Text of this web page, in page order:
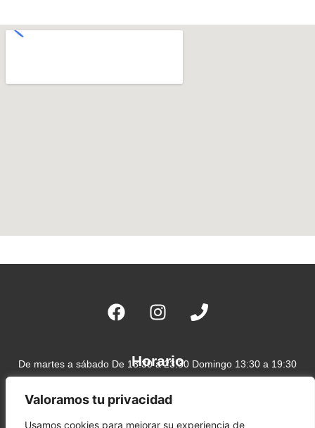
Valoramos tu privacidad
Usamos cookies para mejorar su experiencia de
F
a
e
b
o
o
I
n
t
a
g
r
P
h
e
Horario
De martes a sábado De 13:30 a 23:30 Domingo 13:30 a 19:30
Lunes cerrado
Av. de la Axarquía, 40,Torre de Benagalbón, Málaga.